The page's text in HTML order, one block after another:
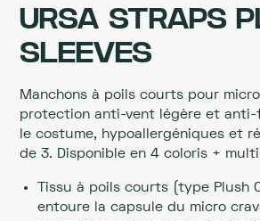
URSA STRAPS
SLEEVES
Manchons à poils courts pour
protection anti-vent légère et
le costume, hypoallergéniques et
de 3. Disponible en 4 coloris +
Tissu à poils courts (type Plush
entoure la capsule du micro